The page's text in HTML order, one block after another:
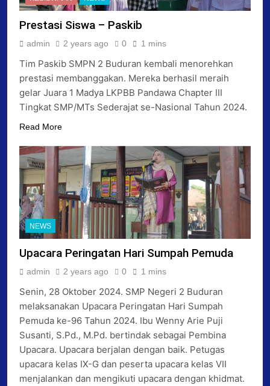
Prestasi Siswa – Paskib
admin 2 years ago 0 1 mins
Tim Paskib SMPN 2 Buduran kembali menorehkan
prestasi membanggakan. Mereka berhasil meraih
gelar Juara 1 Madya LKPBB Pandawa Chapter III
Tingkat SMP/MTs Sederajat se-Nasional Tahun 2024.
Read More
NEWS
Upacara Peringatan Hari Sumpah Pemuda
admin 2 years ago 0 1 mins
Senin, 28 Oktober 2024. SMP Negeri 2 Buduran
melaksanakan Upacara Peringatan Hari Sumpah
Pemuda ke-96 Tahun 2024. Ibu Wenny Arie Puji
Susanti, S.Pd., M.Pd. bertindak sebagai Pembina
Upacara. Upacara berjalan dengan baik. Petugas
upacara kelas IX-G dan peserta upacara kelas VII
menjalankan dan mengikuti upacara dengan khidmat.